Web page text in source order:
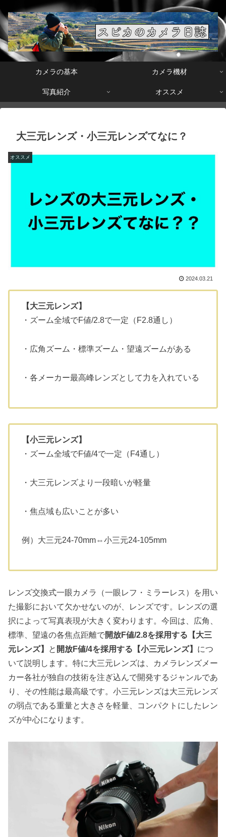
カメラの基本 カメラ機材
写真紹介 オススメ
大三元レンズ・小三元レンズてなに？
オススメ
2024.03.21
【大三元レンズ】
・ズーム全域でF値/2.8で一定（F2.8通し）
・広角ズーム・標準ズーム・望遠ズームがある
・各メーカー最高峰レンズとして力を入れている
【小三元レンズ】
・ズーム全域でF値/4で一定（F4通し）
・大三元レンズより一段暗いが軽量
・焦点域も広いことが多い
例）大三元24-70mm⇔小三元24-105mm
レンズ交換式一眼カメラ（一眼レフ・ミラーレス）を用い
た撮影において欠かせないのが、レンズです。レンズの選
択によって写真表現が大きく変わります。今回は、広角、
標準、望遠の各焦点距離で開放F値/2.8を採用する【大三
元レンズ】
と 開放F値/4を採用する【小三元レンズ】 につ
いて説明します。特に大三元レンズは、カメラレンズメー
カー各社が独自の技術を注ぎ込んで開発するジャンルであ
り、その性能は最高級です。小三元レンズは大三元レンズ
の弱点である重量と大きさを軽量、コンパクトにしたレン
ズが中心になります。